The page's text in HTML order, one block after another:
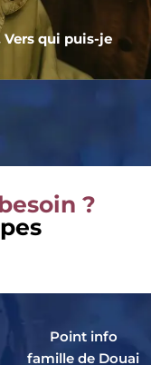
qui puis-je
?
Point info
famille de Douai